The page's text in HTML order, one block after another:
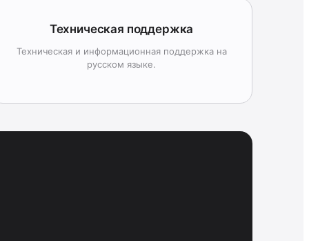
Техническая поддержка
Техническая и информационная поддержка на
русском языке.